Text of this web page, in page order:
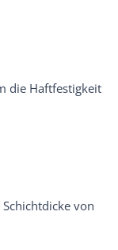
die Haftfestigkeit
von